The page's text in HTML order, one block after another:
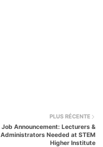
PLUS RÉCENTE
Job Announcement: Lecturers &
Administrators Needed at STEM
Higher Institute